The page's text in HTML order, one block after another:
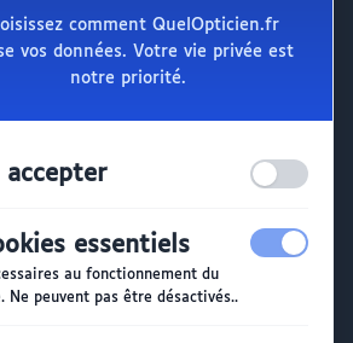
comment QuelOpticien.fr
vos données. Votre vie privée est
notre priorité.
accepter
essentiels
au fonctionnement du
Ne peuvent pas être désactivés..